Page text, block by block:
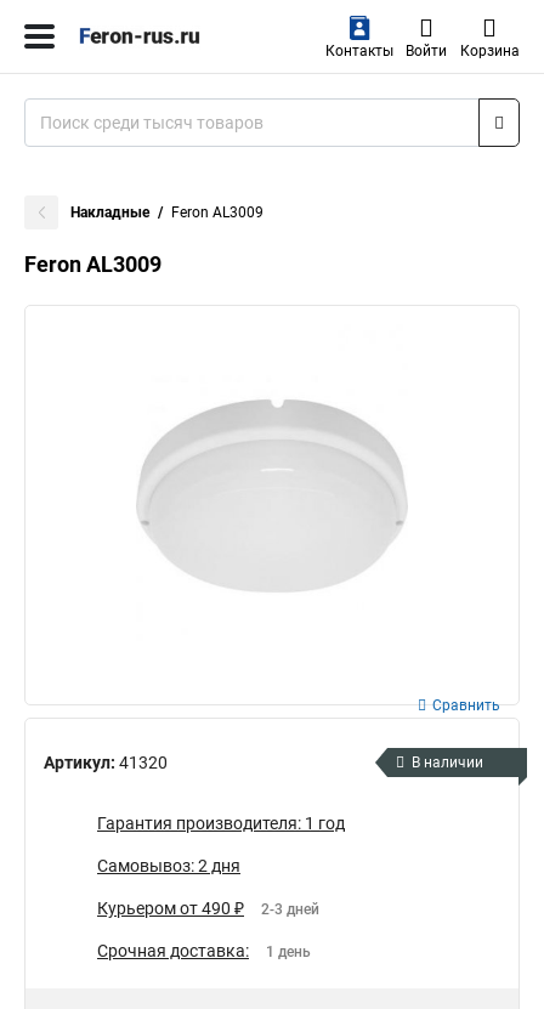
Контакты Войти Корзина
Накладные Feron AL3009
Feron AL3009
Артикул: 41320
Сравнить
В наличии
Гарантия производителя: 1 год
Самовывоз: 2 дня
Курьером от 490 ₽ 2-3 дней
Срочная доставка: 1 день